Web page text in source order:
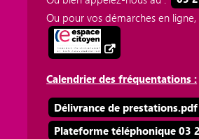
Ou pour vos démarches en ligne,
Calendrier des fréquentations :
Délivrance de prestations.pdf
Plateforme téléphonique 03